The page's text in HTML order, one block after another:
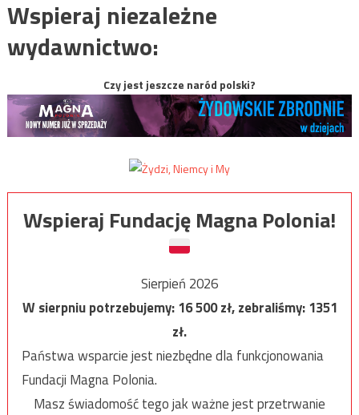
Wspieraj niezależne
wydawnictwo:
Czy jest jeszcze naród polski?
Wspieraj Fundację Magna Polonia!
Sierpień 2026
W sierpniu potrzebujemy:16 500zł, zebraliśmy:1351
zł.
Państwa wsparcie jest niezbędne dla funkcjonowania
Fundacji Magna Polonia.
Masz świadomość tego jak ważne jest przetrwanie